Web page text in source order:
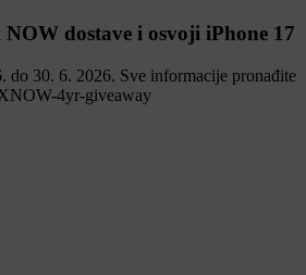
dostave i osvoji iPhone 17
do 30. 6. 2026. Sve informacije pronađite
4yr-giveaway